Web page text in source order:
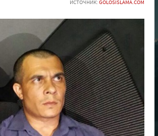
ИСТОЧНИК: GOLOSISLAMA.COM